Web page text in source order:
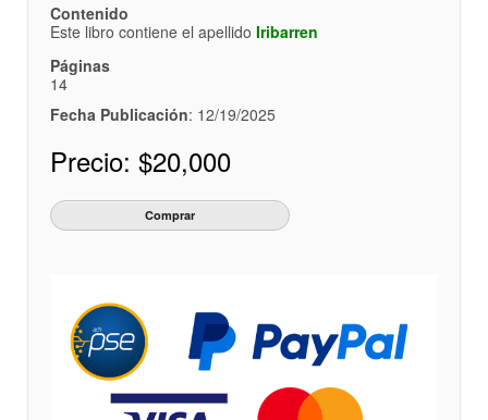
Contenido
Este libro contiene el apellido Iribarren
Páginas
14
Fecha Publicación: 12/19/2025
Precio: $20,000